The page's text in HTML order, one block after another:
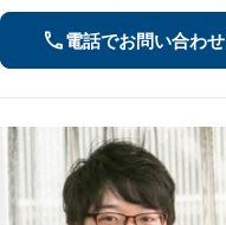
電話でお問い合わせ